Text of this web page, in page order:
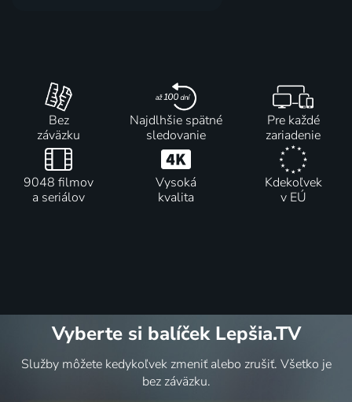
Bez
záväzku
Najdlhšie spätné
sledovanie
Pre každé
zariadenie
9048 filmov
a seriálov
Vysoká
kvalita
Kdekoľvek
v EÚ
Vyberte si balíček Lepšia.TV
Služby môžete kedykoľvek zmeniť alebo zrušiť. Všetko je
bez záväzku.